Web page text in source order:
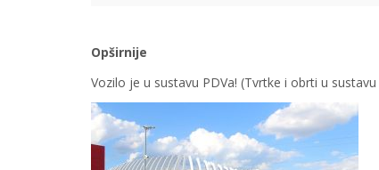
Opširnije
Vozilo je u sustavu PDVa! (Tvrtke i obrti u